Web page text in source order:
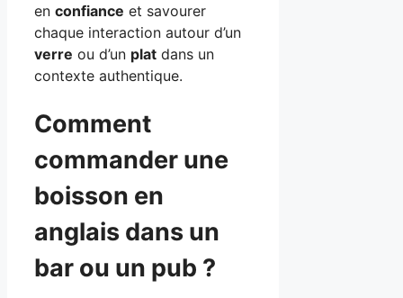
en confiance et savourer
chaque interaction autour d’un
verre ou d’un plat dans un
contexte authentique.
Comment
commander une
boisson en
anglais dans un
bar ou un pub ?